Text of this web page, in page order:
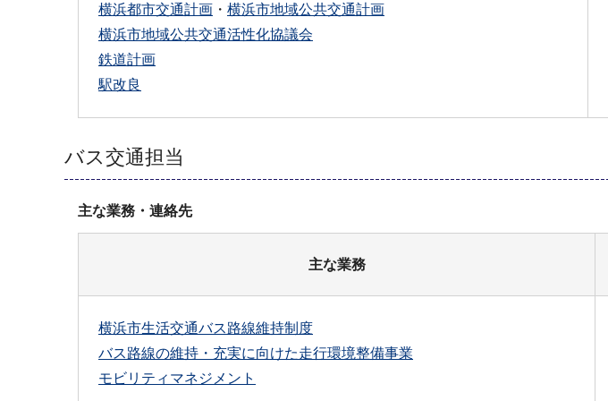
横浜都市交通計画 ・ 横浜市地域公共交通計画
横浜市地域公共交通活性化協議会
鉄道計画
駅改良
バス交通担当
主な業務・連絡先
主な業務
横浜市生活交通バス路線維持制度
バス路線の維持・充実に向けた走行環境整備事業
モビリティマネジメント